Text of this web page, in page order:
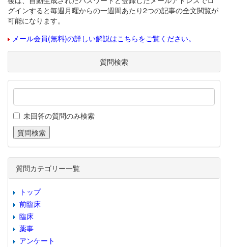
グインすると毎週月曜からの一週間あたり2つの記事の全文閲覧が
可能になります。
メール会員(無料)の詳しい解説はこちらをご覧ください。
質問検索
未回答の質問のみ検索
質問カテゴリー一覧
トップ
前臨床
臨床
薬事
アンケート